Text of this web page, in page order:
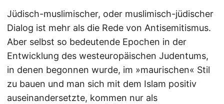
Jüdisch-muslimischer, oder muslimisch-jüdischer
Dialog ist mehr als die Rede von Antisemitismus.
Aber selbst so bedeutende Epochen in der
Entwicklung des westeuropäischen Judentums,
in denen begonnen wurde, im »maurischen« Stil
zu bauen und man sich mit dem Islam positiv
auseinandersetzte, kommen nur als